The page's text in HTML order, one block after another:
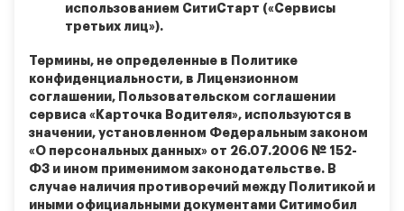
использованием СитиСтарт («Сервисы
третьих лиц»).
Термины, не определенные в Политике
конфиденциальности, в Лицензионном
соглашении, Пользовательском соглашении
сервиса «Карточка Водителя», используются в
значении, установленном Федеральным законом
«О персональных данных» от 26.07.2006 № 152-
ФЗ и ином применимом законодательстве. В
случае наличия противоречий между Политикой и
иными официальными документами Ситимобил